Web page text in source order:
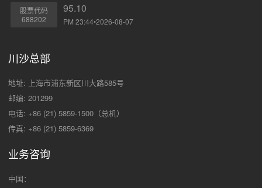
股票代码
688202
95.10
PM 23:44•2026-08-07
川沙总部
地址: 上海市浦东新区川大路585号
邮编: 201299
电话: +86 (21) 5859-1500（总机）
传真: +86 (21) 5859-6369
业务咨询
中国：